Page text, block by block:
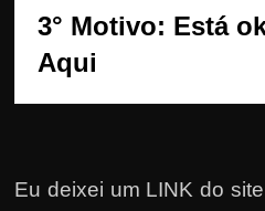
o
?
3° Motivo: Está
Aqui
Eu deixei um LINK do site